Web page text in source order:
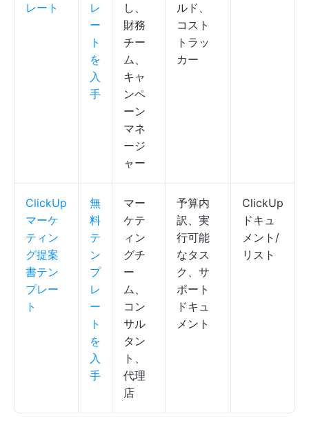
レート
レ
ー
ト
を
入
手
し、
財務
チー
ム、
キャ
ンペ
ーン
マネ
ージ
ャー
ルド、
コスト
トラッ
カー
ClickUp
マーケ
ティン
グ提案
書テン
プレー
ト
無
料
テ
ン
プ
レ
ー
ト
を
入
手
マー
ケテ
ィン
グチ
ー
ム、
コン
サル
タン
ト、
代理
店
予算内
訳、実
行可能
なタス
ク、サ
ポート
ドキュ
メント
ClickUp
ドキュ
メント/
リスト